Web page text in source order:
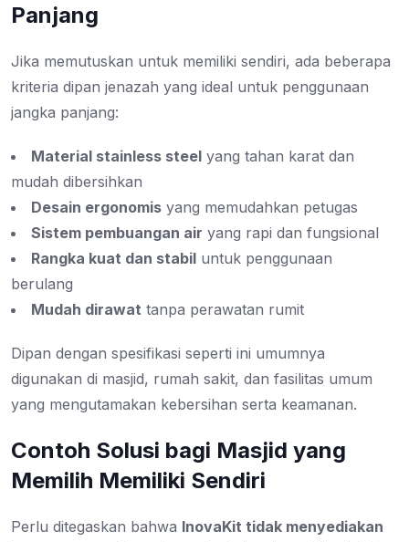
Panjang
Jika memutuskan untuk memiliki sendiri, ada beberapa
kriteria dipan jenazah yang ideal untuk penggunaan
jangka panjang:
Material stainless steel yang tahan karat dan
mudah dibersihkan
Desain ergonomis yang memudahkan petugas
Sistem pembuangan air yang rapi dan fungsional
Rangka kuat dan stabil untuk penggunaan
berulang
Mudah dirawat tanpa perawatan rumit
Dipan dengan spesifikasi seperti ini umumnya
digunakan di masjid, rumah sakit, dan fasilitas umum
yang mengutamakan kebersihan serta keamanan.
Contoh Solusi bagi Masjid yang
Memilih Memiliki Sendiri
Perlu ditegaskan bahwa InovaKit tidak menyediakan